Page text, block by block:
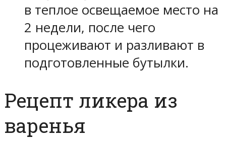
в теплое освещаемое место на
2 недели, после чего
процеживают и разливают в
подготовленные бутылки.
Рецепт ликера из
варенья